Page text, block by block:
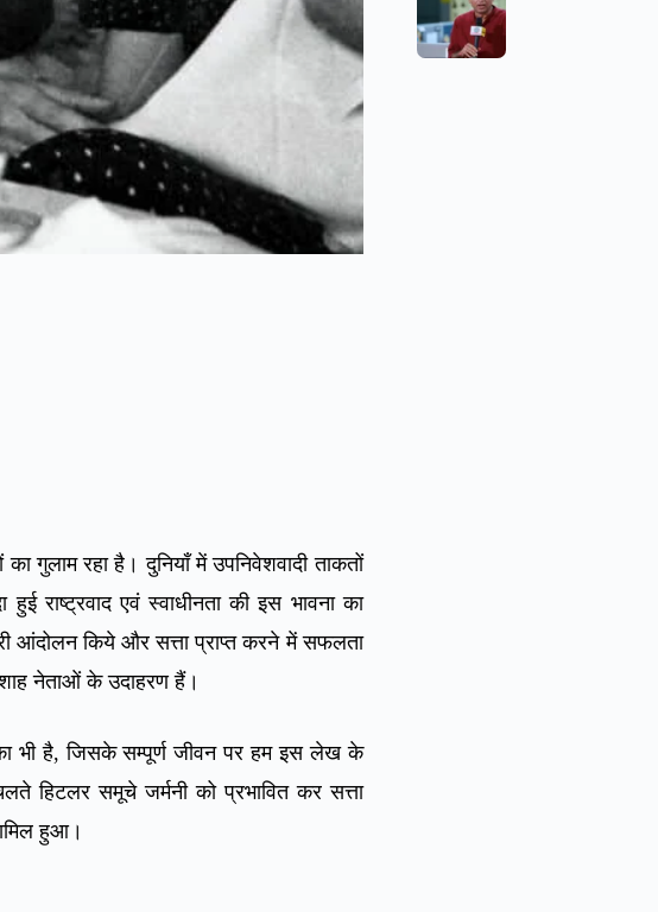
गुलाम रहा है। दुनियाँ में उपनिवेशवादी ताकतों
राष्ट्रवाद एवं स्वाधीनता की इस भावना का
आंदोलन किये और सत्ता प्राप्त करने में सफलता
नेताओं के उदाहरण हैं।
भी है, जिसके सम्पूर्ण जीवन पर हम इस लेख के
समूचे जर्मनी को प्रभावित कर सत्ता
हुआ।